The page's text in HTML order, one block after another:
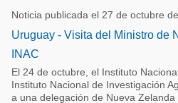
Lechería
Noticia publicada el 27 de octubre
Uruguay - Visita del Ministro de
INAC
El 24 de octubre, el Instituto
Instituto Nacional de Investigación
a una delegación de Nueva